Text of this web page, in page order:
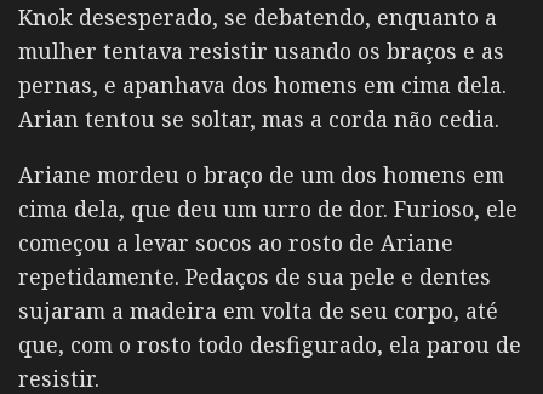
Knok desesperado, se debatendo, enquanto a
mulher tentava resistir usando os braços e as
pernas, e apanhava dos homens em cima dela.
Arian tentou se soltar, mas a corda não cedia.
Ariane mordeu o braço de um dos homens em
cima dela, que deu um urro de dor. Furioso, ele
começou a levar socos ao rosto de Ariane
repetidamente. Pedaços de sua pele e dentes
sujaram a madeira em volta de seu corpo, até
que, com o rosto todo desfigurado, ela parou de
resistir.